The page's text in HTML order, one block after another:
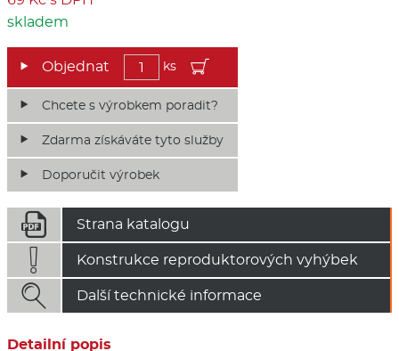
skladem
ks
Chcete s výrobkem poradit?
Zdarma získáváte tyto služby
Doporučit výrobek
 Strana katalogu
 Konstrukce reproduktorových vyhýbek
 Další technické informace
Detailní popis